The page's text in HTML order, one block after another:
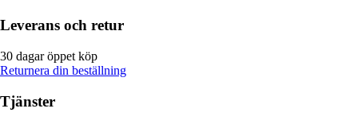
Leverans och retur
30 dagar öppet köp
Returnera din beställning
Tjänster